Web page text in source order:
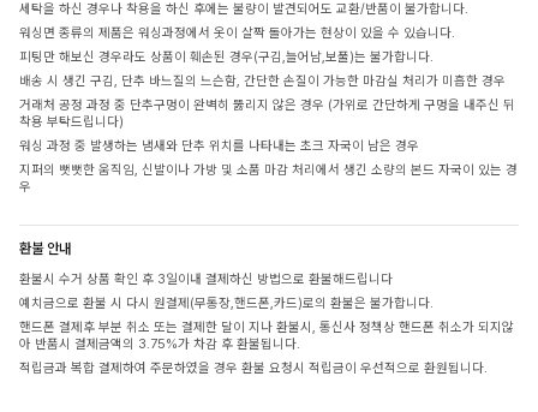
세탁을 하신 경우나 착용을 하신 후에는 불량이 발견되어도 교환/반품이 불가합니다.
워싱면 종류의 제품은 워싱과정에서 옷이 살짝 돌아가는 현상이 있을 수 있습니다.
피팅만 해보신 경우라도 상품이 훼손된 경우(구김,늘어남,보풀)는 불가합니다.
배송 시 생긴 구김, 단추 바느질의 느슨함, 간단한 손질이 가능한 마감실 처리가 미흡한 경우
거래처 공정 과정 중 단추구멍이 완벽히 뚫리지 않은 경우 (가위로 간단하게 구멍을 내주신 뒤
착용 부탁드립니다)
워싱 과정 중 발생하는 냄새와 단추 위치를 나타내는 초크 자국이 남은 경우
지퍼의 뻣뻣한 움직임, 신발이나 가방 및 소품 마감 처리에서 생긴 소량의 본드 자국이 있는 경
우
환불 안내
환불시 수거 상품 확인 후 3일이내 결제하신 방법으로 환불해드립니다
예치금으로 환불 시 다시 원결제(무통장,핸드폰,카드)로의 환불은 불가합니다.
핸드폰 결제후 부분 취소 또는 결제한 달이 지나 환불시, 통신사 정책상 핸드폰 취소가 되지않
아 반품시 결제금액의 3.75%가 차감 후 환불됩니다.
적립금과 복합 결제하여 주문하였을 경우 환불 요청시 적립금이 우선적으로 환원됩니다.